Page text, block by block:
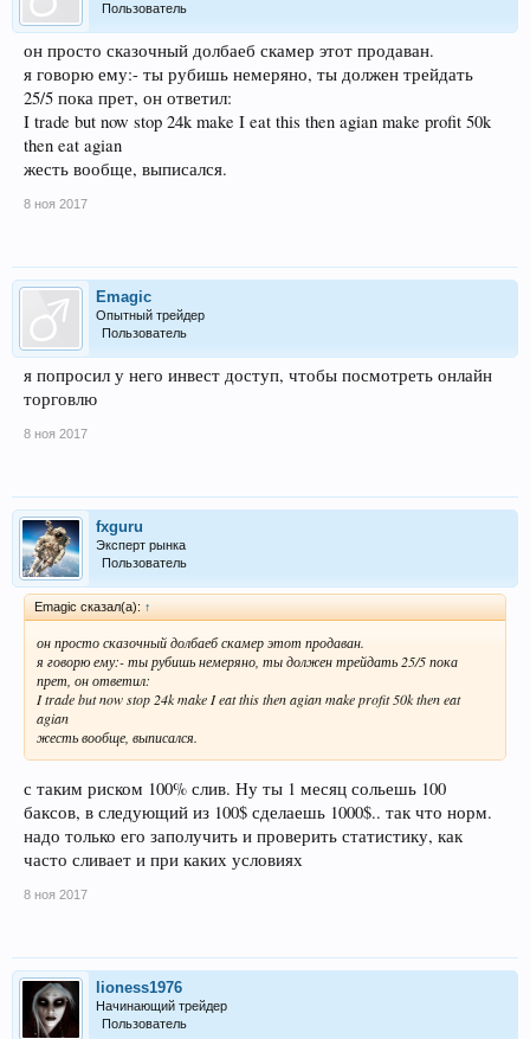
Пользователь
он просто сказочный долбаеб скамер этот продаван.
я говорю ему:- ты рубишь немеряно, ты должен трейдать
25/5 пока прет, он ответил:
I trade but now stop 24k make I eat this then agian make profit 50k
then eat agian
жесть вообще, выписался.
8 ноя 2017
Emagic
Опытный трейдер
Пользователь
я попросил у него инвест доступ, чтобы посмотреть онлайн
торговлю
8 ноя 2017
fxguru
Эксперт рынка
Пользователь
Emagic сказал(а): ↑
он просто сказочный долбаеб скамер этот продаван.
я говорю ему:- ты рубишь немеряно, ты должен трейдать 25/5 пока
прет, он ответил:
I trade but now stop 24k make I eat this then agian make profit 50k then eat
agian
жесть вообще, выписался.
с таким риском 100% слив. Ну ты 1 месяц сольешь 100
баксов, в следующий из 100$ сделаешь 1000$.. так что норм.
надо только его заполучить и проверить статистику, как
часто сливает и при каких условиях
8 ноя 2017
lioness1976
Начинающий трейдер
Пользователь